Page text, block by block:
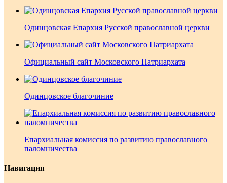
Одинцовская Епархия Русской православной церкви
Официальный сайт Московского Патриархата
Одинцовское благочиние
Епархиальная комиссия по развитию православного
паломничества
Навигация